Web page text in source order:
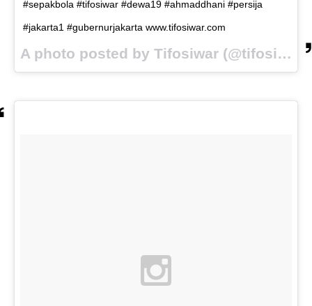
#sepakbola #tifosiwar #dewa19 #ahmaddhani #persija
#jakarta1 #gubernurjakarta www.tifosiwar.com
A photo posted by Tifosiwar (@tifosiwar) on